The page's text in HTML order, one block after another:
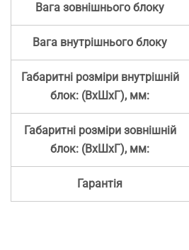
Вага зовнішнього блоку
Вага внутрішнього блоку
Габаритні розміри внутрішній
блок: (ВхШхГ), мм:
Габаритні розміри зовнішній
блок: (ВхШхГ), мм:
Гарантія